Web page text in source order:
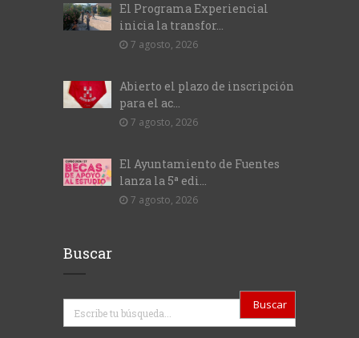
El Programa Experiencial
inicia la transfor...
7 agosto, 2026
Abierto el plazo de inscripción
para el ac...
7 agosto, 2026
El Ayuntamiento de Fuentes
lanza la 5ª edi...
7 agosto, 2026
Buscar
Buscar